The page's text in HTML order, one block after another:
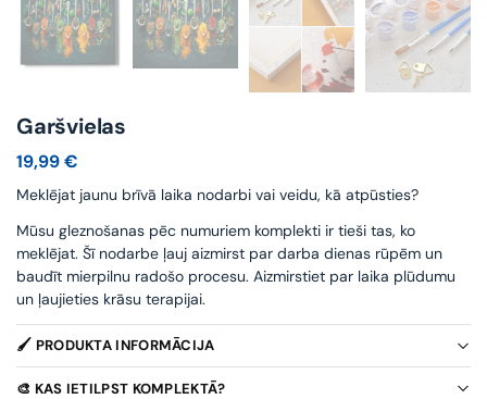
Garšvielas
19,99€
Meklējat jaunu brīvā laika nodarbi vai veidu, kā atpūsties?
Mūsu gleznošanas pēc numuriem komplekti ir tieši tas, ko
meklējat. Šī nodarbe ļauj aizmirst par darba dienas rūpēm un
baudīt mierpilnu radošo procesu. Aizmirstiet par laika plūdumu
un ļaujieties krāsu terapijai.
🖌️ PRODUKTA INFORMĀCIJA
🎨 KAS IETILPST KOMPLEKTĀ?